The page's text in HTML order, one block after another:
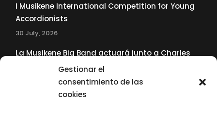
Gestionar el
consentimiento de las
cookies
I Musikene International Competition for Young
Accordionists
30 July, 2026
La Musikene Big Band actuará junto a Charles
Tolliver en el 61 Jazzaldia